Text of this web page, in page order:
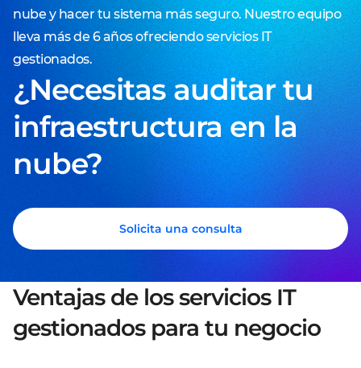
nube y hacer tu sistema más seguro. Nuestro equipo
lleva más de 6 años ofreciendo servicios IT
gestionados.
¿Necesitas auditar tu
infraestructura en la
nube?
Solicita una consulta
Ventajas de los servicios IT
gestionados para tu negocio